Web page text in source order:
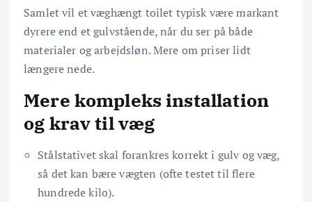
Samlet vil et væghængt toilet typisk være markant
dyrere end et gulvstående, når du ser på både
materialer og arbejdsløn. Mere om priser lidt
længere nede.
Mere kompleks installation
og krav til væg
Stålstativet skal forankres korrekt i gulv og væg,
så det kan bære vægten (ofte testet til flere
hundrede kilo).